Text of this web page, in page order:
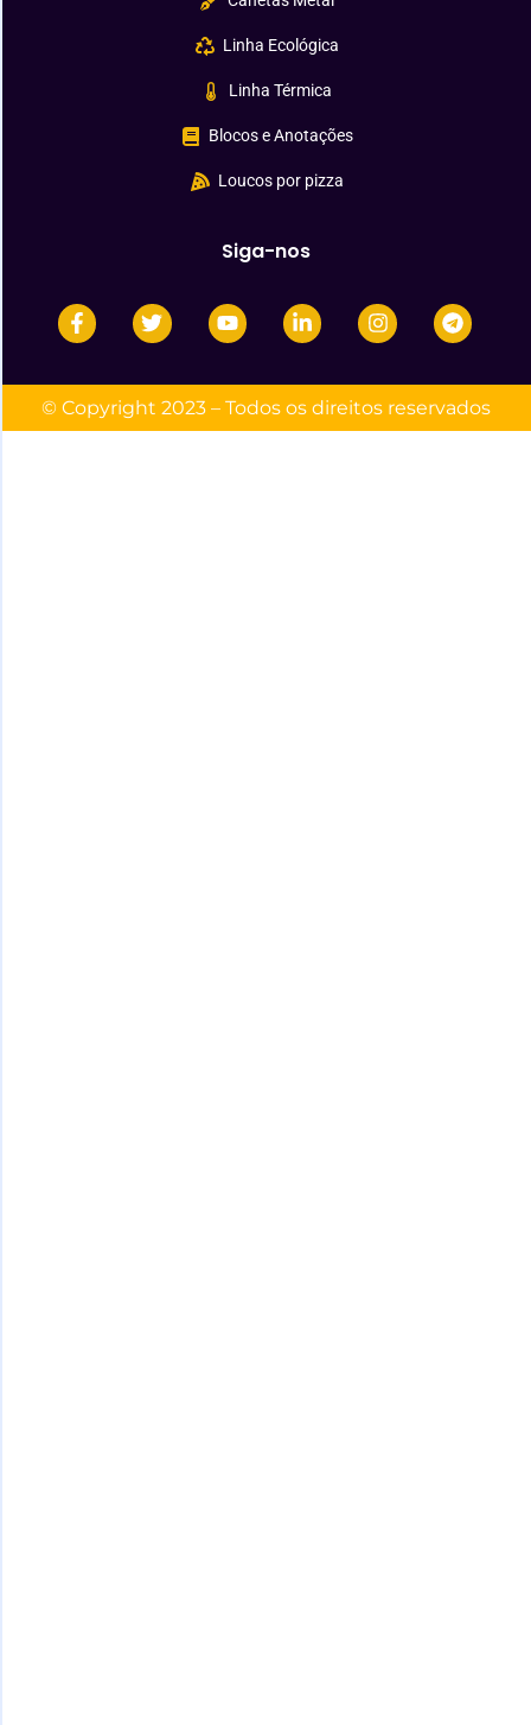
Linha Ecológica
Linha Térmica
Blocos e Anotações
Loucos por pizza
Siga-nos
© Copyright 2023 – Todos os direitos reservados